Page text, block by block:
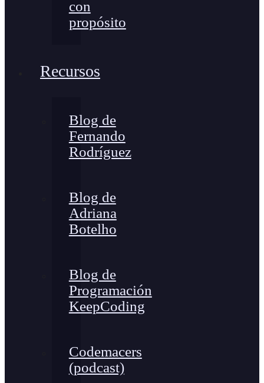
con
propósito
Recursos
Blog de
Fernando
Rodríguez
Blog de
Adriana
Botelho
Blog de
Programación
KeepCoding
Codemacers
(podcast)